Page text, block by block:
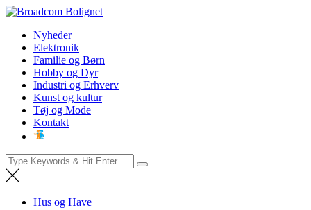
Skip
content
Broadcom Bolignet
NyhederNyheder
Elektronik
Familie og Børn
Hobby og Dyr
Industri og Erhverv
Kunst og kultur
Tøj og Mode
Kontakt
Search
for:
Hus og Have